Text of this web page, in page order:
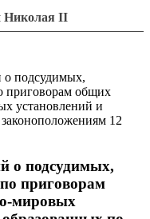
Николая II
о подсудимых,
приговорам общих
установлений и
12
о подсудимых,
приговорам
мировых